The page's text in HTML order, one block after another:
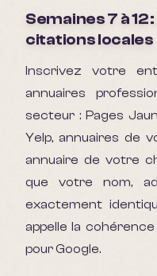
Semaines 7 à 12
citations locales
Inscrivez votre
annuaires
secteur : Pages
Yelp, annuaires de
annuaire de votre
que votre nom,
exactement
appelle la
pour Google.